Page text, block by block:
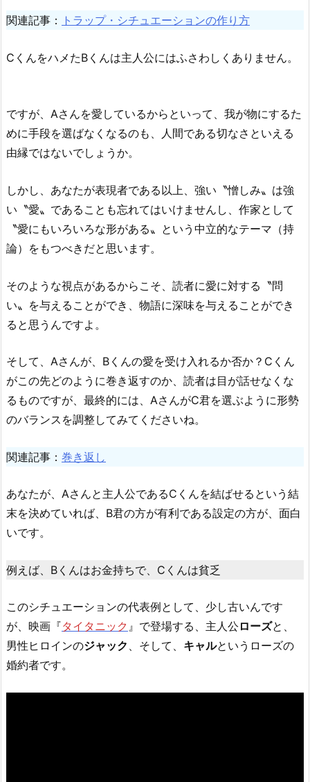
関連記事： トラップ・シチュエーションの作り方
CくんをハメたBくんは主人公にはふさわしくありません。
ですが、Aさんを愛しているからといって、我が物にするた
めに手段を選ばなくなるのも、人間である切なさといえる
由縁ではないでしょうか。
しかし、あなたが表現者である以上、強い〝憎しみ〟は強
い〝愛〟であることも忘れてはいけませんし、作家として
〝愛にもいろいろな形がある〟という中立的なテーマ（持
論）をもつべきだと思います。
そのような視点があるからこそ、読者に愛に対する〝問
い〟を与えることができ、物語に深味を与えることができ
ると思うんですよ。
そして、Aさんが、Bくんの愛を受け入れるか否か？Cくん
がこの先どのように巻き返すのか、読者は目が話せなくな
るものですが、最終的には、AさんがC君を選ぶように形勢
のバランスを調整してみてくださいね。
関連記事： 巻き返し
あなたが、Aさんと主人公であるCくんを結ばせるという結
末を決めていれば、B君の方が有利である設定の方が、面白
いです。
例えば、Bくんはお金持ちで、Cくんは貧乏
このシチュエーションの代表例として、少し古いんです
が、映画『タイタニック 』で登場する、主人公ローズと、
男性ヒロインのジャック 、そして、 キャルというローズの
婚約者です。